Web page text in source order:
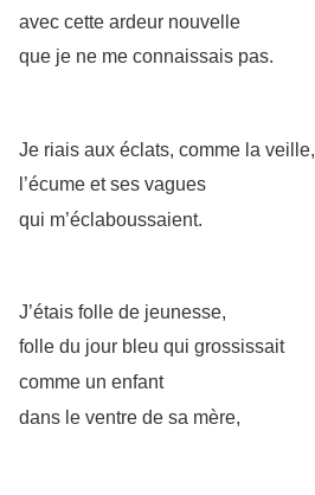
avec cette ardeur nouvelle
que je ne me connaissais pas.
Je riais aux éclats, comme la veille,
l’écume et ses vagues
qui m’éclaboussaient.
J’étais folle de jeunesse,
folle du jour bleu qui grossissait
comme un enfant
dans le ventre de sa mère,